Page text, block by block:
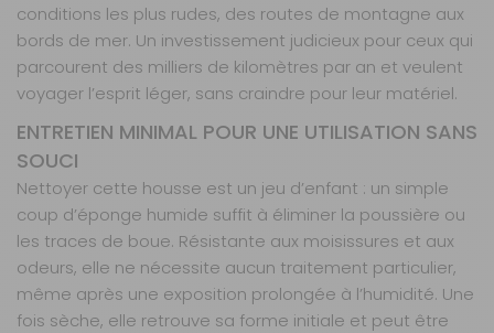
conditions les plus rudes, des routes de montagne aux
bords de mer. Un investissement judicieux pour ceux qui
parcourent des milliers de kilomètres par an et veulent
voyager l’esprit léger, sans craindre pour leur matériel.
ENTRETIEN MINIMAL POUR UNE UTILISATION SANS
SOUCI
Nettoyer cette housse est un jeu d’enfant : un simple
coup d’éponge humide suffit à éliminer la poussière ou
les traces de boue. Résistante aux moisissures et aux
odeurs, elle ne nécessite aucun traitement particulier,
même après une exposition prolongée à l’humidité. Une
fois sèche, elle retrouve sa forme initiale et peut être